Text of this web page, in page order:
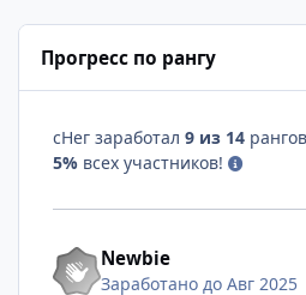
Прогресс по рангу
сНег заработал 9 из 14
5% всех участников!
Newbie
Заработано до Авг 2025